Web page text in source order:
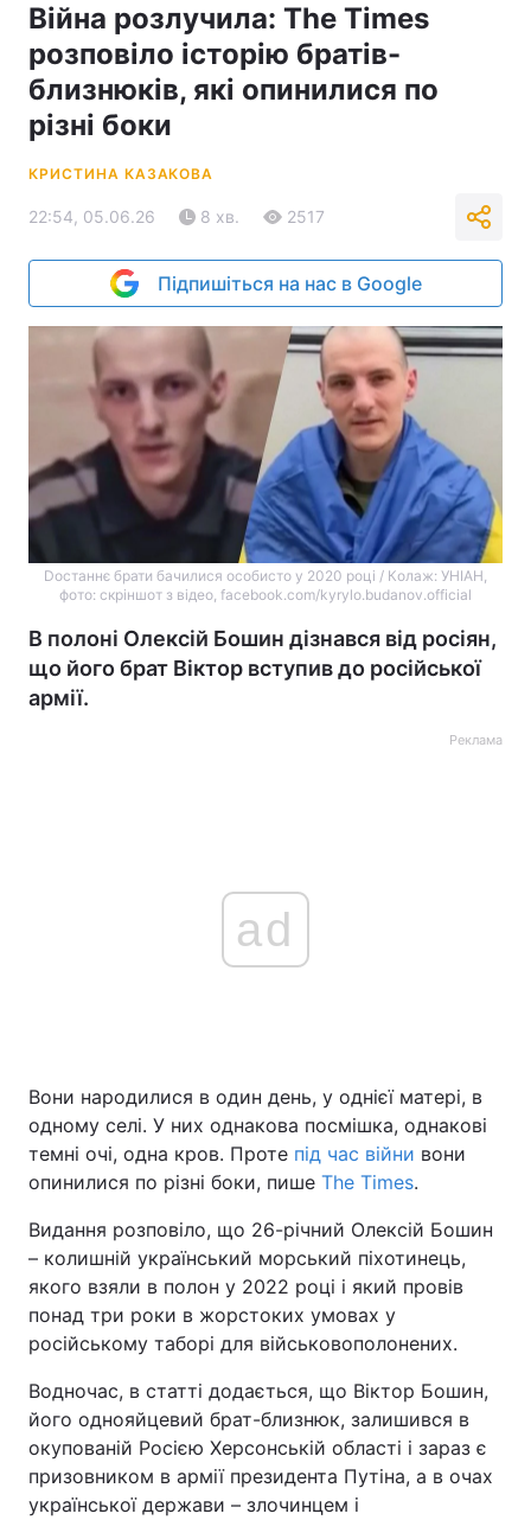
Війна розлучила: The Times
розповіло історію братів-
близнюків, які опинилися по
різні боки
КРИСТИНА КАЗАКОВА
22:54, 05.06.26 8 хв. 2517
Підпишіться на нас в Google
Dостаннє брати бачилися особисто у 2020 році / Колаж: УНІАН,
фото: скріншот з відео, facebook.com/kyrylo.budanov.official
В полоні Олексій Бошин дізнався від росіян,
що його брат Віктор вступив до російської
армії.
Реклама
ad
Вони народилися в один день, у однієї матері, в
одному селі. У них однакова посмішка, однакові
темні очі, одна кров. Проте під час війни вони
опинилися по різні боки, пише The Times.
Видання розповіло, що 26-річний Олексій Бошин
– колишній український морський піхотинець,
якого взяли в полон у 2022 році і який провів
понад три роки в жорстоких умовах у
російському таборі для військовополонених.
Водночас, в статті додається, що Віктор Бошин,
його однояйцевий брат-близнюк, залишився в
окупованій Росією Херсонській області і зараз є
призовником в армії президента Путіна, а в очах
української держави – злочинцем і